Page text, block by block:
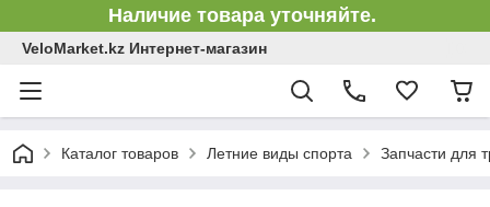
Наличие товара уточняйте.
VeloMarket.kz Интернет-магазин
Каталог товаров Летние виды спорта Запчасти для